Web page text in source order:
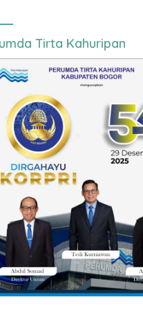
Tirta Kahuripan